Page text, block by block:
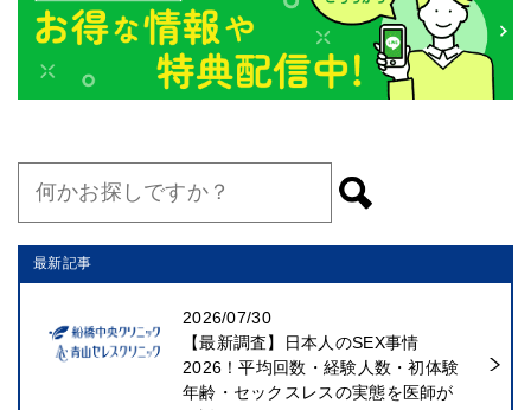
最新記事
2026/07/30
【最新調査】日本人のSEX事情
2026！平均回数・経験人数・初体験
年齢・セックスレスの実態を医師が